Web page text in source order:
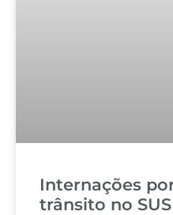
Internações
trânsito no